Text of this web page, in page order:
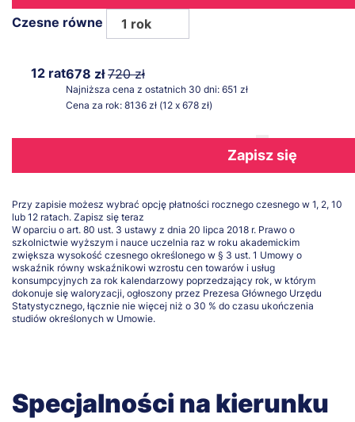
Czesne równe 1 rok
12 rat678 zł720 zł
Najniższa cena z ostatnich 30 dni: 651 zł
Cena za rok: 8136 zł (12 x 678 zł)
Zapisz się
Przy zapisie możesz wybrać opcję płatności rocznego czesnego w 1, 2, 10
lub 12 ratach. Zapisz się teraz
W oparciu o art. 80 ust. 3 ustawy z dnia 20 lipca 2018 r. Prawo o
szkolnictwie wyższym i nauce uczelnia raz w roku akademickim
zwiększa wysokość czesnego określonego w § 3 ust. 1 Umowy o
wskaźnik równy wskaźnikowi wzrostu cen towarów i usług
konsumpcyjnych za rok kalendarzowy poprzedzający rok, w którym
dokonuje się waloryzacji, ogłoszony przez Prezesa Głównego Urzędu
Statystycznego, łącznie nie więcej niż o 30 % do czasu ukończenia
studiów określonych w Umowie.
Specjalności na kierunku